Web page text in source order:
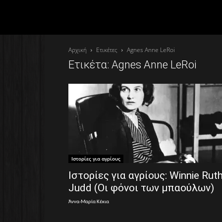
Αρχική Ετικέτες Agnes Anne LeRoi
Ετικέτα: Agnes Anne LeRoi
Ιστορίες για αγρίους
Ιστορίες για αγρίους: Winnie
Judd (Οι φόνοι των μπαούλων)
Άννα-Μαρία Κέκια